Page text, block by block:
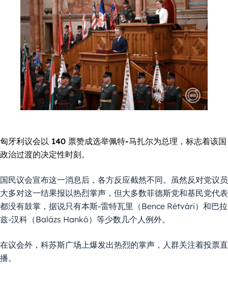
匈牙利议会以 140 票赞成选举佩特-马扎尔为总理，标志着该国
政治过渡的决定性时刻。
国民议会宣布这一消息后，各方反应截然不同。虽然反对党议员
大多对这一结果报以热烈掌声，但大多数菲德斯党和基民党代表
都没有鼓掌，据说只有本斯-雷特瓦里（Bence Rétvári）和巴拉
兹-汉科（Balázs Hankó）等少数几个人例外。
在议会外，科苏斯广场上爆发出热烈的掌声，人群关注着投票直
播。